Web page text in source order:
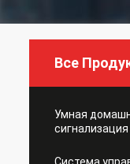
Все
Умная
сигнализация